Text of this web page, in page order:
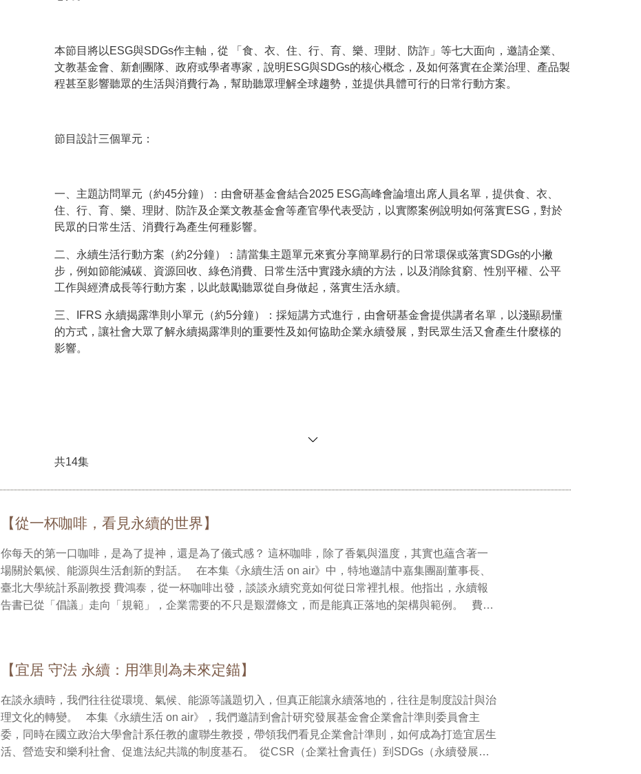
本節目將以ESG與SDGs作主軸，從 「食、衣、住、行、育、樂、理財、防詐」等七大面向，邀請企業、
文教基金會、新創團隊、政府或學者專家，說明ESG與SDGs的核心概念，及如何落實在企業治理、產品製
程甚至影響聽眾的生活與消費行為，幫助聽眾理解全球趨勢，並提供具體可行的日常行動方案。
節目設計三個單元：
一、主題訪問單元（約45分鐘）：由會研基金會結合2025 ESG高峰會論壇出席人員名單，提供食、衣、
住、行、育、樂、理財、防詐及企業文教基金會等產官學代表受訪，以實際案例說明如何落實ESG，對於
民眾的日常生活、消費行為產生何種影響。
二、永續生活行動方案（約2分鐘）：請當集主題單元來賓分享簡單易行的日常環保或落實SDGs的小撇
步，例如節能減碳、資源回收、綠色消費、日常生活中實踐永續的方法，以及消除貧窮、性別平權、公平
工作與經濟成長等行動方案，以此鼓勵聽眾從自身做起，落實生活永續。
三、IFRS 永續揭露準則小單元（約5分鐘）：採短講方式進行，由會研基金會提供講者名單，以淺顯易懂
的方式，讓社會大眾了解永續揭露準則的重要性及如何協助企業永續發展，對民眾生活又會產生什麼樣的
影響。
共14集
【從一杯咖啡，看見永續的世界】
你每天的第一口咖啡，是為了提神，還是為了儀式感？ 這杯咖啡，除了香氣與溫度，其實也蘊含著一
場關於氣候、能源與生活創新的對話。 在本集《永續生活 on air》中，特地邀請中嘉集團副董事長、
臺北大學統計系副教授 費鴻泰，從一杯咖啡出發，談談永續究竟如何從日常裡扎根。他指出，永續報
告書已從「倡議」走向「規範」，企業需要的不只是艱澀條文，而是能真正落地的架構與範例。 費教
原本看似「無用的廢料」可化身為環保機能性的「咖啡紗」，具備吸濕速乾、抗異味、抗紫外線等特
新的縮影。 不只是理念推動者，費教授更是身體力行的實踐者。今年6月，他與中嘉團隊舉辦《幸福
+嘉 JOIN》家庭日，邀集1,500位員工與眷屬參與，將GRI員工福利、健康促進等指標融入活動設計，
展現企業如何以「人」為本，真正落實ESG的精神，也推動SDG 3「健康與福祉」與SDG 8「體面工
作」。 真正有價值的資產，是健康的身體、穩健的心，以及一種願意與地球共好的生活方式。歡迎收
【宜居 守法 永續：用準則為未來定錨】
在談永續時，我們往往從環境、氣候、能源等議題切入，但真正能讓永續落地的，往往是制度設計與治
理文化的轉變。 本集《永續生活 on air》，我們邀請到會計研究發展基金會企業會計準則委員會主
委，同時在國立政治大學會計系任教的盧聯生教授，帶領我們看見企業會計準則，如何成為打造宜居生
活、營造安和樂利社會、促進法紀共識的制度基石。 從CSR（企業社會責任）到SDGs（永續發展目